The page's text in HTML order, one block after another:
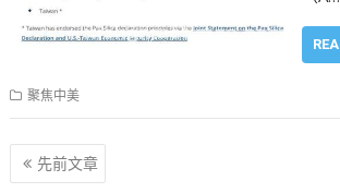
聚焦中美
文 先前文章